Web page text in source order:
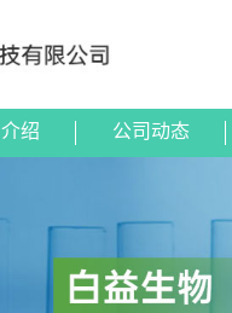
绍 公司动态